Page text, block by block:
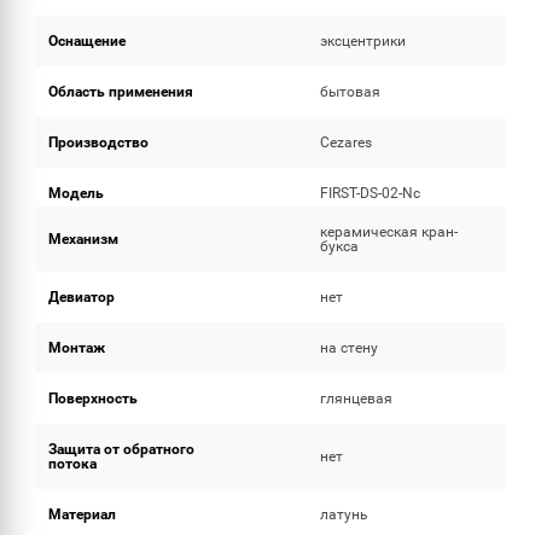
Оснащение эксцентрики
Область применения бытовая
Производство Cezares
Модель FIRST-DS-02-Nc
Механизм
керамическая кран-
букса
Девиатор нет
Монтаж на стену
Поверхность глянцевая
Защита от обратного
потока
нет
Материал латунь